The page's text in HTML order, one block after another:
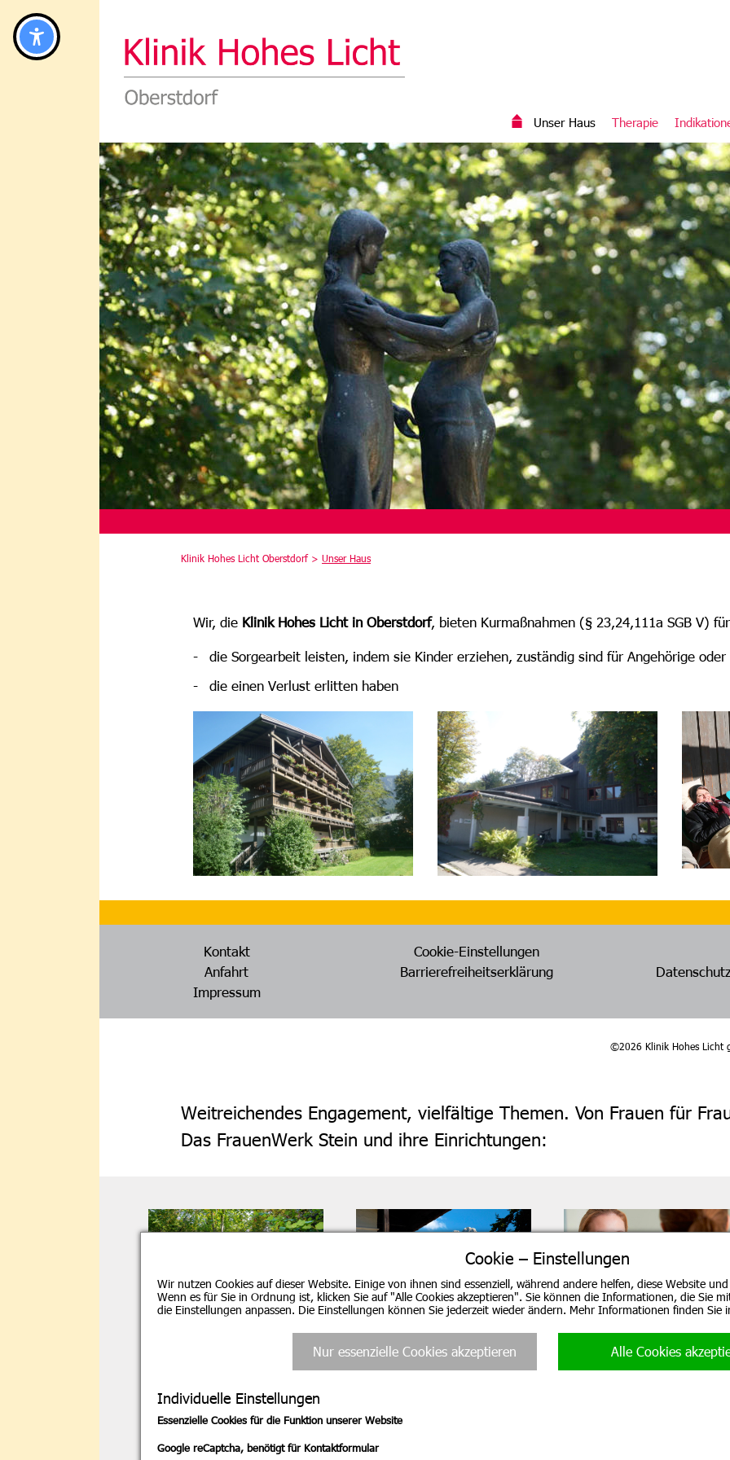
Unser Haus Therapie
Klinik Hohes Licht Oberstdorf > Unser Haus
Wir, die Klinik Hohes Licht in Oberstdorf, bieten Kurmaßnahmen (§ 23,24,111a SGB V)
die Sorgearbeit leisten, indem sie Kinder erziehen, zuständig sind für Angehörige
die einen Verlust erlitten haben
Kontakt
Anfahrt
Impressum
Cookie-Einstellungen
Barrierefreiheitserklärung
©2026 Klinik Hohes Licht
Weitreichendes Engagement, vielfältige Themen. Von Frauen für
Das FrauenWerk Stein und ihre Einrichtungen:
FrauenWerk Stein e. V.
Klinik Sonnenbichl
Aschau
Beratung für Mutter, Mutter-
pflegende Angehörige
Cookie – Einstellungen
Wir nutzen Cookies auf dieser Website. Einige von ihnen sind essenziell, während andere helfen, diese Website
Wenn es für Sie in Ordnung ist, klicken Sie auf "Alle Cookies akzeptieren". Sie können die Informationen, die Sie
die Einstellungen anpassen. Die Einstellungen können Sie jederzeit wieder ändern. Mehr Informationen finden Sie
Nur essenzielle Cookies akzeptieren Alle Cookies
Individuelle Einstellungen
Essenzielle Cookies für die Funktion unserer Website
Google reCaptcha, benötigt für Kontaktformular